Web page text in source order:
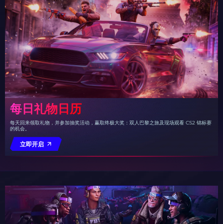
每日礼物日历
每天回来领取礼物，并参加抽奖活动，赢取终极大奖：双人巴黎之旅及现场观看 CS2 锦标赛
的机会。
立即开启